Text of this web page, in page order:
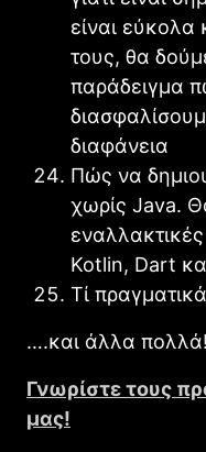
είναι εύκολα
τους, θα
παράδειγμα
διαφάνεια
Πώς να
χωρίς Java.
Kotlin, Dart
Τί
….και άλλα πολλά!
Γνωρίστε τους
μας!